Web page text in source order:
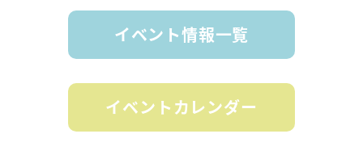
イベント情報一覧
イベントカレンダー